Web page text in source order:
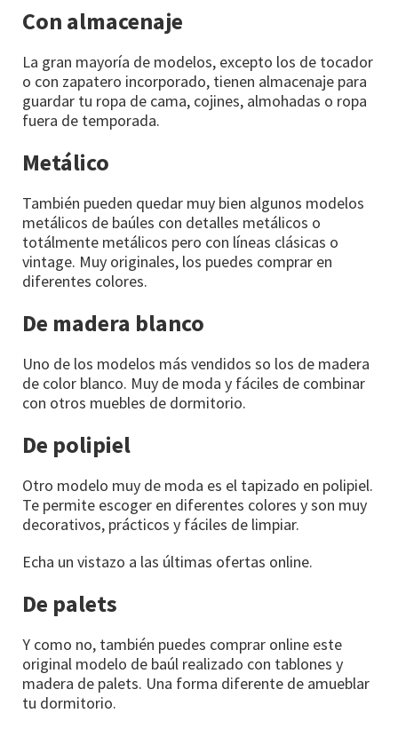
Con almacenaje
La gran mayoría de modelos, excepto los de tocador
o con zapatero incorporado, tienen almacenaje para
guardar tu ropa de cama, cojines, almohadas o ropa
fuera de temporada.
Metálico
También pueden quedar muy bien algunos modelos
metálicos de baúles con detalles metálicos o
totálmente metálicos pero con líneas clásicas o
vintage. Muy originales, los puedes comprar en
diferentes colores.
De madera blanco
Uno de los modelos más vendidos so los de madera
de color blanco. Muy de moda y fáciles de combinar
con otros muebles de dormitorio.
De polipiel
Otro modelo muy de moda es el tapizado en polipiel.
Te permite escoger en diferentes colores y son muy
decorativos, prácticos y fáciles de limpiar.
Echa un vistazo a las últimas ofertas online.
De palets
Y como no, también puedes comprar online este
original modelo de baúl realizado con tablones y
madera de palets. Una forma diferente de amueblar
tu dormitorio.